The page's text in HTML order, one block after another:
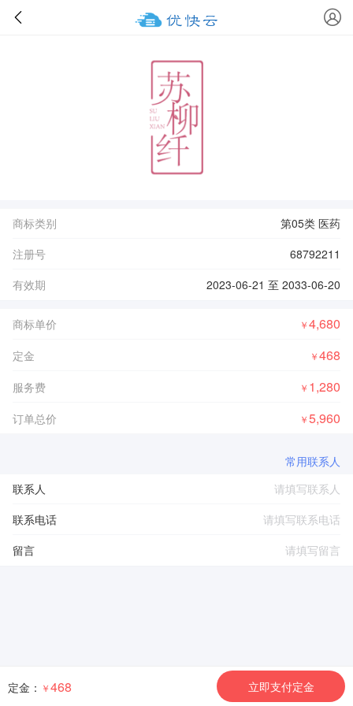
商标类别
第05类 医药
注册号
68792211
有效期
2023-06-21 至 2033-06-20
商标单价 ￥4,680
定金 ￥468
服务费 ￥ 1,280
订单总价 ￥5,960
常用联系人
联系人
联系电话
留言
定金： ￥468 立即支付定金